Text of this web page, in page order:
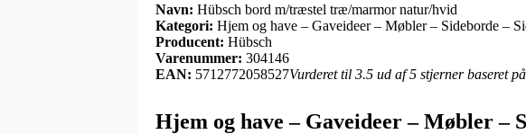
Navn: Hübsch bord m/træstel træ/marmor natur/hvid
Kategori: Hjem og have – Gaveideer – Møbler – Sideborde –
Producent: Hübsch
Varenummer: 304146
EAN: 5712772058527Vurderet til 3.5 ud af 5 stjerner baseret
Hjem og have – Gaveideer – Møbler –